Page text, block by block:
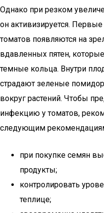
Однако при резком
он активизируется.
томатов появляются на
вдавленных пятен,
темные кольца. Внутри
страдают зеленые
вокруг растений. Чтобы
инфекцию у томатов,
следующим
при покупке семян
продукты;
контролировать
теплице;